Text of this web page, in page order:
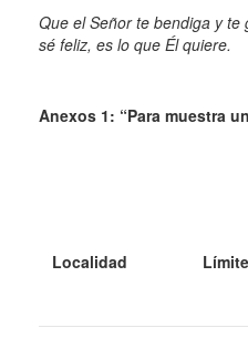
Que el Señor te bendiga y
sé feliz, es lo que Él quiere.
Anexos 1: “Para muestra
Localidad